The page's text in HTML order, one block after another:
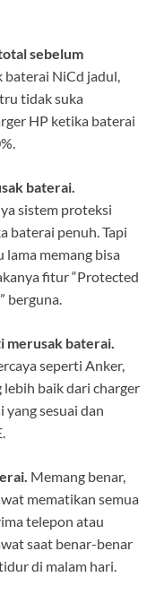
sebelum
baterai NiCd jadul,
tidak suka
HP ketika baterai
baterai.
sistem proteksi
baterai penuh. Tapi
memang bisa
fitur “Protected
berguna.
merusak baterai.
seperti Anker,
lebih baik dari charger
yang sesuai dan
Memang benar,
mematikan semua
telepon atau
saat benar-benar
di malam hari.